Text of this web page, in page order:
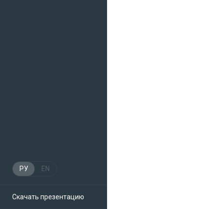
РУ EN
Скачать презентацию